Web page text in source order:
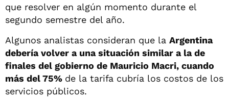
que resolver en algún momento durante el
segundo semestre del año.
Algunos analistas consideran que la Argentina
debería volver a una situación similar a la de
finales del gobierno de Mauricio Macri, cuando
más del 75% de la tarifa cubría los costos de los
servicios públicos.